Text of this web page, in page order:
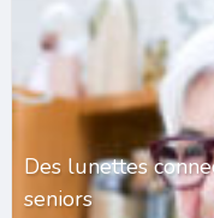
Des lunettes
seniors